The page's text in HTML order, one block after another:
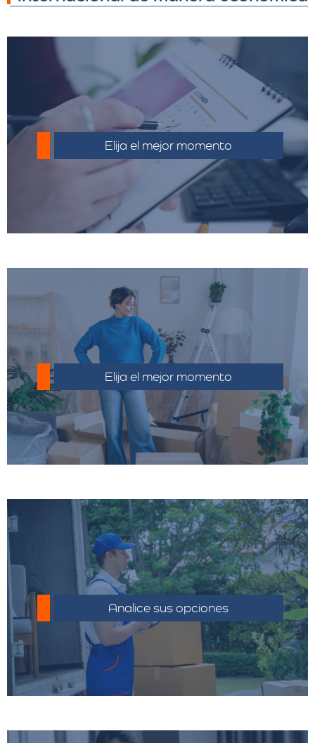
Elija el mejor momento
Planifique su mudanza con anticipación
para evitar costos adicionales por
urgencias.
Elija el mejor momento
Realiza un inventario detallado y elimina
objetos que no necesitas llevar.
Analice sus opciones
Compara los costos y las ofertas de
distintos proveedores.